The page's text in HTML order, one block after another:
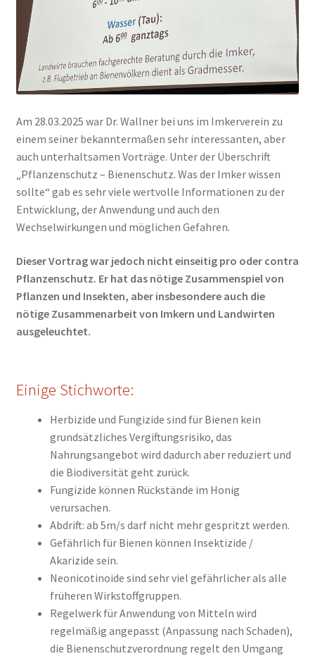
Am 28.03.2025 war Dr. Wallner bei uns im Imkerverein zu
einem seiner bekanntermaßen sehr interessanten, aber
auch unterhaltsamen Vorträge. Unter der Überschrift
„Pflanzenschutz – Bienenschutz. Was der Imker wissen
sollte“ gab es sehr viele wertvolle Informationen zu der
Entwicklung, der Anwendung und auch den
Wechselwirkungen und möglichen Gefahren.
Dieser Vortrag war jedoch nicht einseitig pro oder contra
Pflanzenschutz. Er hat das nötige Zusammenspiel von
Pflanzen und Insekten, aber insbesondere auch die
nötige Zusammenarbeit von Imkern und Landwirten
ausgeleuchtet.
Einige Stichworte:
Herbizide und Fungizide sind für Bienen kein
grundsätzliches Vergiftungsrisiko, das
Nahrungsangebot wird dadurch aber reduziert und
die Biodiversität geht zurück.
Fungizide können Rückstände im Honig
verursachen.
Abdrift: ab 5m/s darf nicht mehr gespritzt werden.
Gefährlich für Bienen können Insektizide /
Akarizide sein.
Neonicotinoide sind sehr viel gefährlicher als alle
früheren Wirkstoffgruppen.
Regelwerk für Anwendung von Mitteln wird
regelmäßig angepasst (Anpassung nach Schaden),
die Bienenschutzverordnung regelt den Umgang